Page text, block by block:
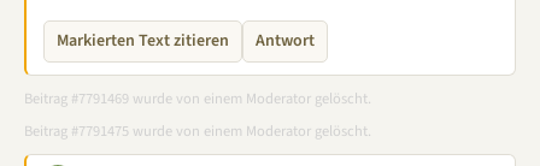
Markierten Text zitieren Antwort
Beitrag #7791469 wurde von einem Moderator gelöscht.
Beitrag #7791475 wurde von einem Moderator gelöscht.